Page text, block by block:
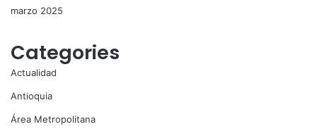
marzo 2025
Categories
Actualidad
Antioquia
Área Metropolitana